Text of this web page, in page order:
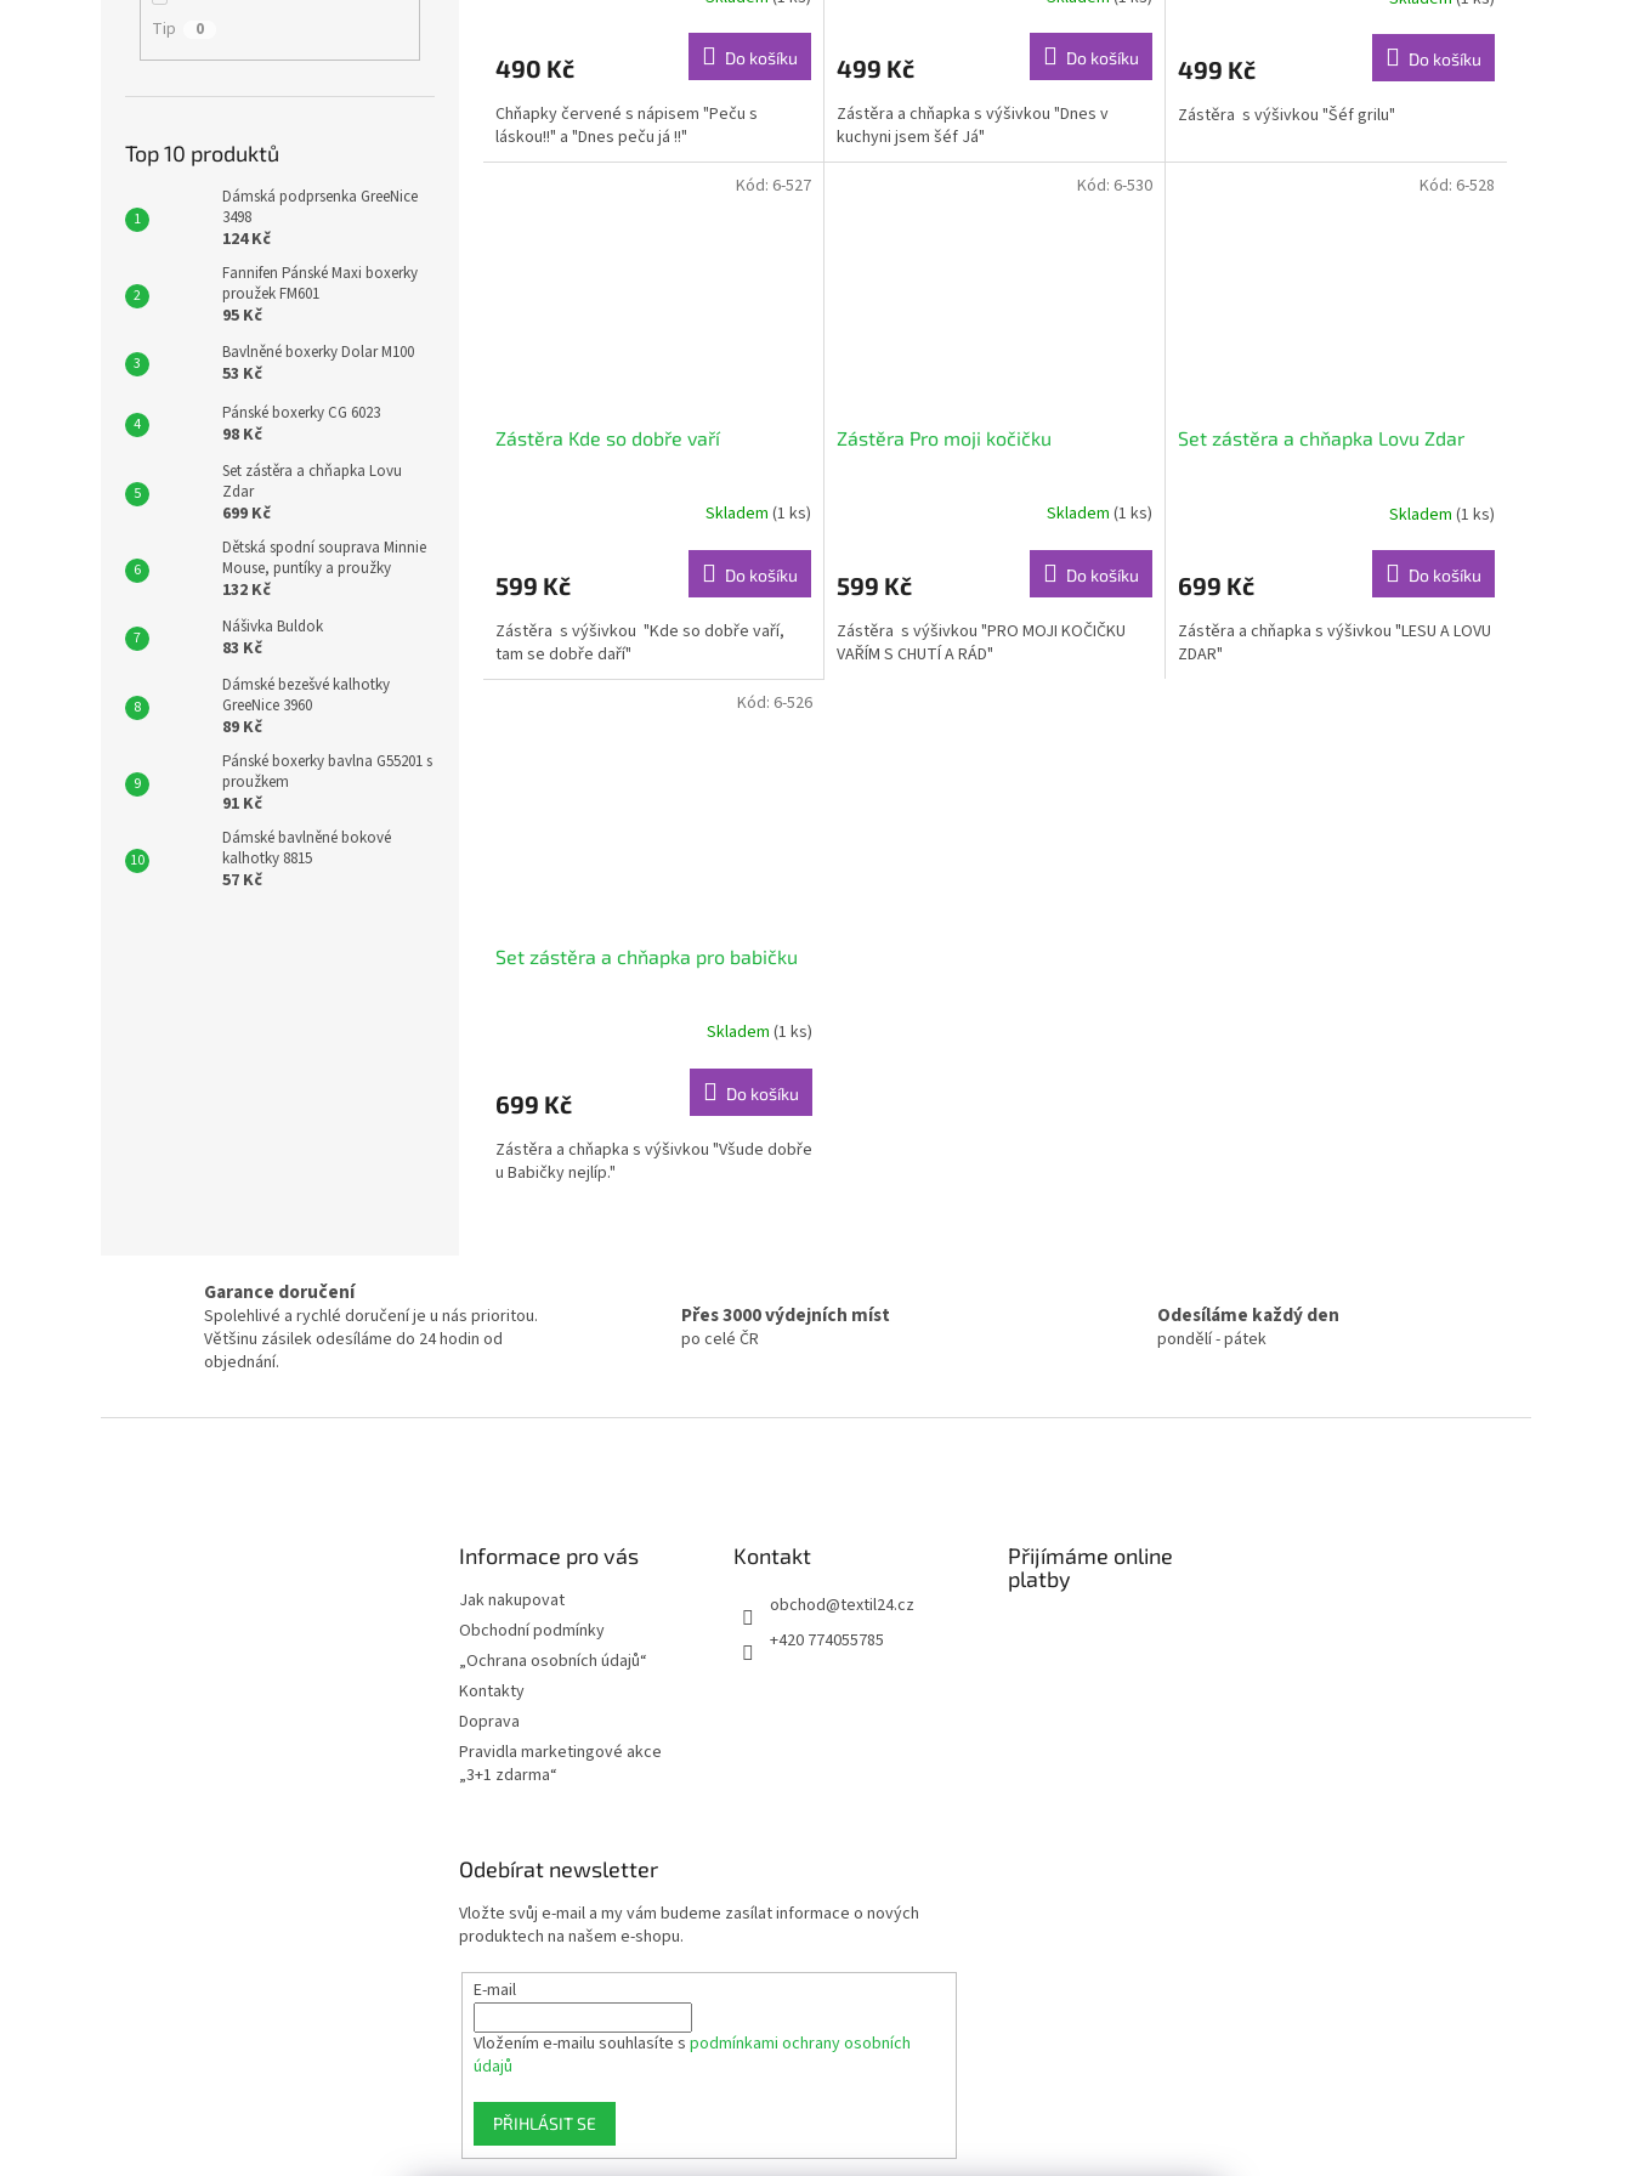
Tip 0
Top 10 produktů
Dámská podprsenka GreeNice
3498
124 Kč
Fannifen Pánské Maxi boxerky
proužek FM601
95 Kč
Bavlněné boxerky Dolar M100
53 Kč
Pánské boxerky CG 6023
98 Kč
Set zástěra a chňapka Lovu
Zdar
699 Kč
Dětská spodní souprava Minnie
Mouse, puntíky a proužky
132 Kč
Nášivka Buldok
83 Kč
Dámské bezešvé kalhotky
GreeNice 3960
89 Kč
Pánské boxerky bavlna G55201 s
proužkem
91 Kč
Dámské bavlněné bokové
kalhotky 8815
57 Kč
490 Kč Do košíku
Chňapky červené s nápisem "Peču s
láskou!!" a "Dnes peču já !!"
499 Kč Do košíku
Zástěra a chňapka s výšivkou "Dnes v
kuchyni jsem šéf Já"
499 Kč Do košíku
Zástěra s výšivkou "Šéf grilu"
Zástěra Kde so dobře vaří
Skladem (1 ks)
599 Kč Do košíku
Zástěra s výšivkou "Kde so dobře vaří,
tam se dobře daří"
Kód: 6-527
Zástěra Pro moji kočičku
Skladem (1 ks)
599 Kč Do košíku
Zástěra s výšivkou "PRO MOJI KOČIČKU
VAŘÍM S CHUTÍ A RÁD"
Kód: 6-530
Set zástěra a chňapka Lovu Zdar
je
z
5
Skladem (1 ks)
699 Kč Do košíku
Zástěra a chňapka s výšivkou "LESU A LOVU
ZDAR"
Kód: 6-528
Set zástěra a chňapka pro babičku
Skladem (1 ks)
699 Kč Do košíku
Zástěra a chňapka s výšivkou "Všude dobře
u Babičky nejlíp."
Kód: 6-526
p
Garance doručení
Spolehlivé a rychlé doručení je u nás prioritou.
Většinu zásilek odesíláme do 24 hodin od
objednání.
Přes 3000 výdejních míst
po celé ČR
Odesíláme každý den
pondělí - pátek
Informace pro vás
Jak nakupovat
Obchodní podmínky
„Ochrana osobních údajů“
Kontakty
Doprava
Pravidla marketingové akce
„3+1 zdarma“
Kontakt
obchod@textil24.cz
+420 774055785
Přijímáme online
platby
Odebírat newsletter
Vložte svůj e-mail a my vám budeme zasílat informace o nových
produktech na našem e-shopu.
E-mail
Vložením e-mailu souhlasíte s podmínkami ochrany osobních
údajů
PŘIHLÁSIT SE